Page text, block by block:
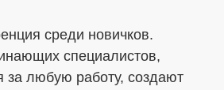
среди новичков.
специалистов,
за любую работу, создают